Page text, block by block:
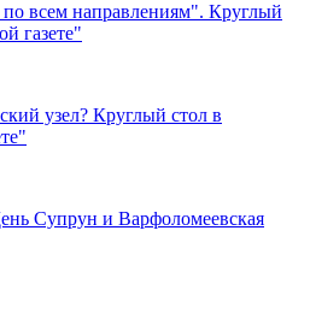
по всем направлениям". Круглый
газете"
узел? Круглый стол в
Супрун и Варфоломеевская